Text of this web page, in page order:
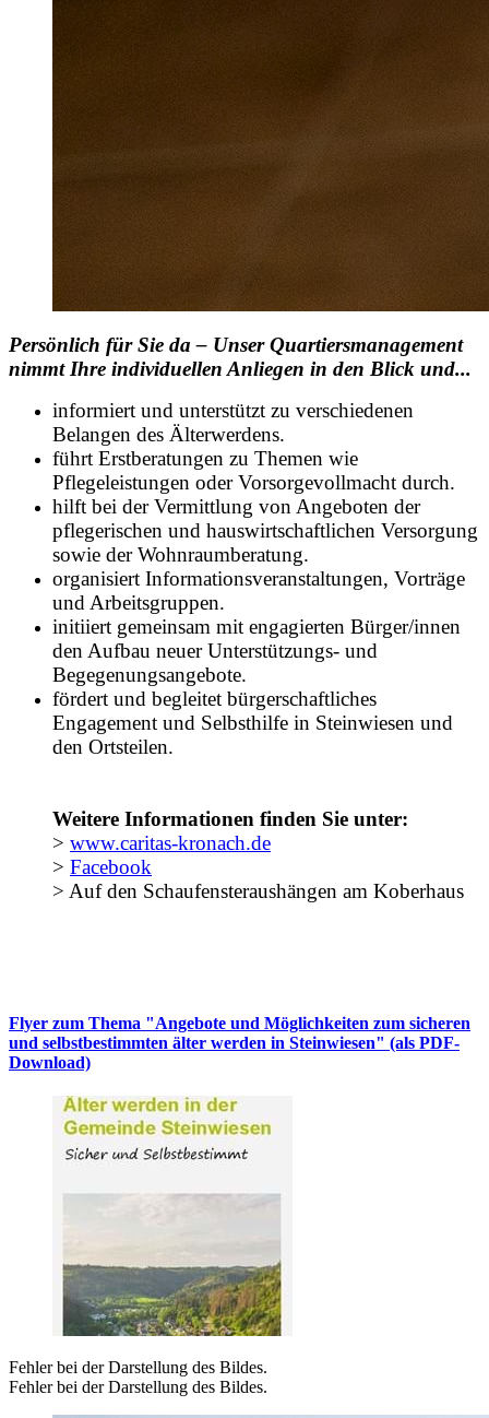
Persönlich für Sie da – Unser Quartiersmanagement
nimmt Ihre individuellen Anliegen in den Blick und...
informiert und unterstützt zu verschiedenen
Belangen des Älterwerdens.
führt Erstberatungen zu Themen wie
Pflegeleistungen oder Vorsorgevollmacht durch.
hilft bei der Vermittlung von Angeboten der
pflegerischen und hauswirtschaftlichen Versorgung
sowie der Wohnraumberatung.
organisiert Informationsveranstaltungen, Vorträge
und Arbeitsgruppen.
initiiert gemeinsam mit engagierten Bürger/innen
den Aufbau neuer Unterstützungs- und
Begegenungsangebote.
fördert und begleitet bürgerschaftliches
Engagement und Selbsthilfe in Steinwiesen und
den Ortsteilen.
Weitere Informationen finden Sie unter:
> www.caritas-kronach.de
> Facebook
> Auf den Schaufensteraushängen am Koberhaus
Flyer zum Thema "Angebote und Möglichkeiten zum sicheren
und selbstbestimmten älter werden in Steinwiesen" (als PDF-
Download)
Fehler bei der Darstellung des Bildes.
Fehler bei der Darstellung des Bildes.